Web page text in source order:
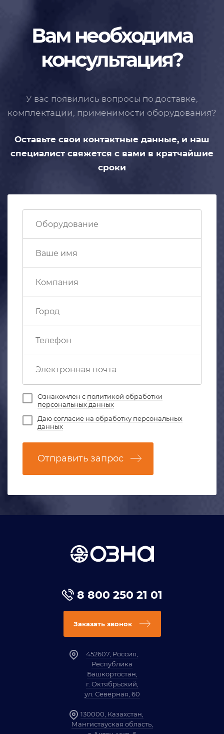
Вам необходима
консультация?
У вас появились вопросы по доставке,
комплектации, применимости оборудования?
Оставьте свои контактные данные, и наш
специалист свяжется с вами в кратчайшие
сроки
Ознакомлен с политикой обработки
персональных данных
Даюсогласие на обработку персональных
данных
Отправить запрос
8 800 250 21 01
Заказать звонок
452607, Россия,
Республика
Башкортостан,
г. Октябрьский,
ул. Северная, 60
130000, Казахстан,
Мангистауская область,